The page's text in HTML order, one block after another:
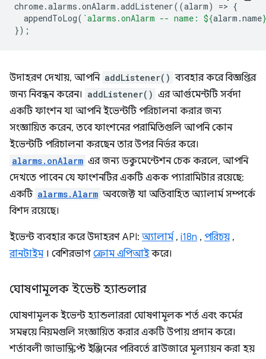
chrome.alarms .onAlarm .addListener((alarm) => {
appendToLog( `alarms.onAlarm -- name: ${alarm .name}
});
উদাহরণ দেখায়, আপনি addListener() ব্যবহার করে বিজ্ঞপ্তির
জন্য নিবন্ধন করেন। addListener() এর আর্গুমেন্টটি সর্বদা
একটি ফাংশন যা আপনি ইভেন্টটি পরিচালনা করার জন্য
সংজ্ঞায়িত করেন, তবে ফাংশনের পরামিতিগুলি আপনি কোন
ইভেন্টটি পরিচালনা করছেন তার উপর নির্ভর করে।
alarms.onAlarm এর জন্য ডকুমেন্টেশন চেক করলে, আপনি
দেখতে পাবেন যে ফাংশনটির একটি একক প্যারামিটার রয়েছে:
একটি alarms.Alarm অবজেক্ট যা অতিবাহিত অ্যালার্ম সম্পর্কে
বিশদ রয়েছে।
ইভেন্ট ব্যবহার করে উদাহরণ API: অ্যালার্ম , i18n , পরিচয় ,
রানটাইম । বেশিরভাগ ক্রোম এপিআইকরে।
ঘোষণামূলক ইভেন্ট হ্যান্ডলার
ঘোষণামূলক ইভেন্ট হ্যান্ডলাররা ঘোষণামূলক শর্ত এবং কর্মের
সমন্বয়ে নিয়মগুলি সংজ্ঞায়িত করার একটি উপায় প্রদান করে।
শর্তাবলী জাভাস্ক্রিপ্ট ইঞ্জিনের পরিবর্তে ব্রাউজারে মূল্যায়ন করা হয়